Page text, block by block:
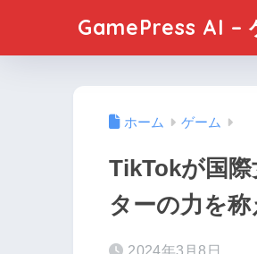
GamePress AI –
ホーム ゲーム
TikTokが国
ターの力を